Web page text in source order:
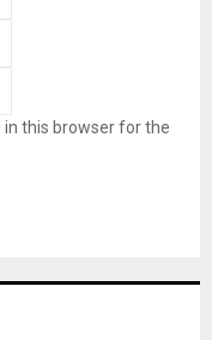
in this browser for the